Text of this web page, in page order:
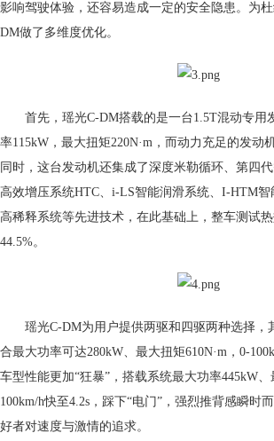
影响驾驶体验，还容易造成一定的安全隐患。为
DM做了多维度优化。
首先，瑶光C-DM搭载的是一台1.5T混动专用
率115kW，最大扭矩220N·m，而动力充足的发动
同时，这台发动机还集成了深度米勒循环、第四代
高效增压系统HTC、i-LS智能润滑系统、I-HTM智
高稀释系统等先进技术，在此基础上，整车测试
44.5%。
瑶光C-DM为用户提供两驱和四驱两种选择，
合最大功率可达280kW、最大扭矩610N·m，0-
车型性能更加“狂暴”，搭载系统最大功率445kW、
100km/h快至4.2s，踩下“电门”，强烈推背感瞬时
好者对速度与激情的追求。